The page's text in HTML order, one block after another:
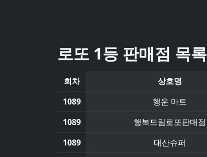
로또 1등 판매점 목록
회차 상호명
1089
행운 마트
1089
행복드림로또판매점
1089
대산슈퍼